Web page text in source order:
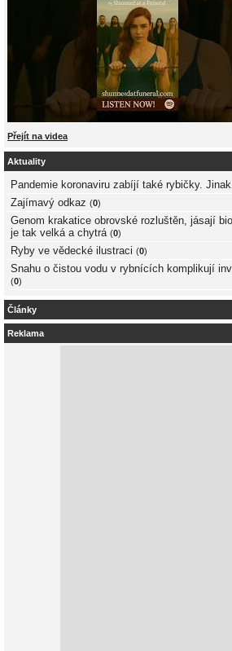
Přejít na videa
Aktuality
Pandemie koronaviru zabíjí také rybičky.
Zajímavý odkaz (0)
Genom krakatice obrovské rozluštěn, jásají
je tak velká a chytrá (0)
Ryby ve vědecké ilustraci (0)
Snahu o čistou vodu v rybnících komplikují
(0)
Články
Reklama